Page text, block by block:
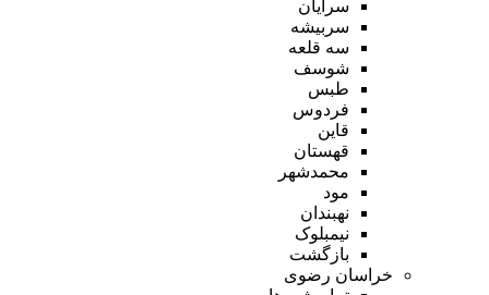
سرایان
سربیشه
سه قلعه
شوسف
طبس
فردوس
قاین
قهستان
محمدشهر
مود
نهبندان
نیمبلوک
بازگشت
خراسان رضوی